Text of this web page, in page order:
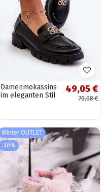
Damenmokassins
im eleganten Stil
Tosisa
49,05 €
70,08 €
Winter OUTLET
-30%